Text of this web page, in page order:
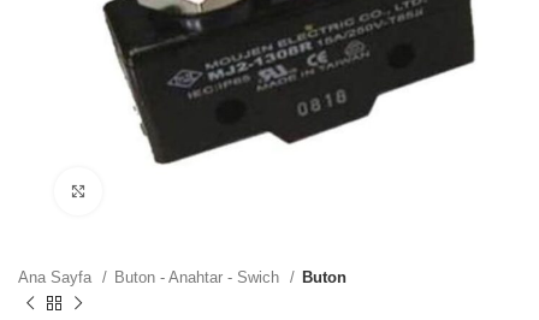
Ana Sayfa Buton - Anahtar - Swich Buton